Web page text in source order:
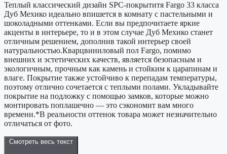
Теплый классический дизайн SPC-покрытитя Fargo 33 класса
Дуб Мехико идеально впишется в комнату с пастельными и
шоколадными оттенками. Если вы предпочитаете яркие
акценты в интерьере, то и в этом случае Дуб Мехико станет
отличным решением, дополнив такой интерьер своей
натуральностью.Кварцвиниловый пол Fargo, помимо
внешних и эстетических качеств, является безопасным и
экологичным, прочным как камень и стойким к царапинам и
влаге. Покрытие также устойчиво к перепадам температуры,
поэтому отлично сочетается с теплыми полами. Укладывайте
покрытие на подложку с помощью замков, которые можно
монтировать поплашечно — это сэкономит вам много
времени.*В реальности оттенок товара может незначительно
отличаться от фото.
Смотреть весь текст